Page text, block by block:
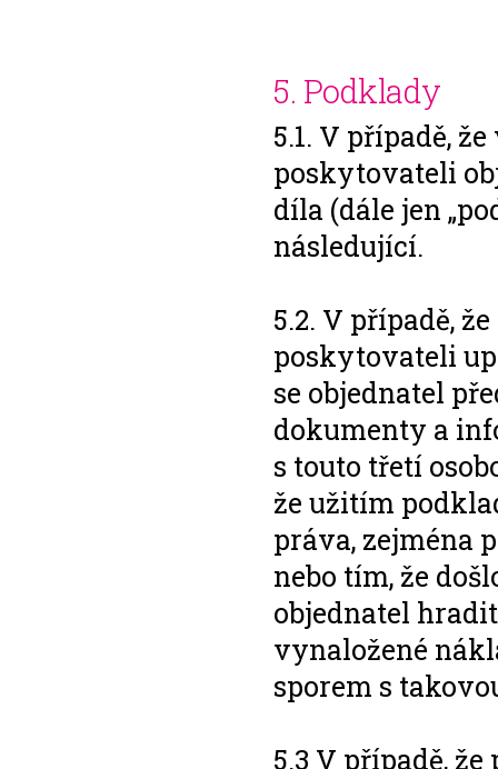
5. Podklady
5.1. V případě,
poskytovateli
díla (dále jen
následující.
5.2. V případě,
poskytovateli
se objednatel
dokumenty a
s touto třetí
že užitím
práva, zejména
nebo tím, že
objednatel
vynaložené
sporem s
5.3 V případě,